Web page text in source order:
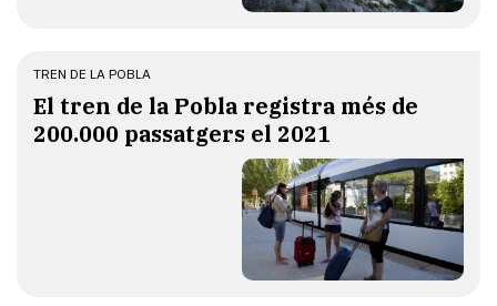
TREN DE LA POBLA
El tren de la Pobla registra més de
200.000 passatgers el 2021